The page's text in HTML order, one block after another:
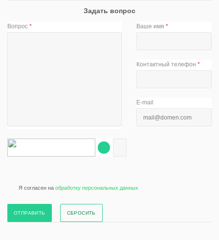
Задать вопрос
Вопрос * Ваше имя*
Контактный телефон*
E-mail
Я согласен на обработку персональных данных
СБРОСИТЬ